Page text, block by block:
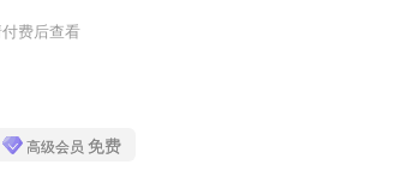
费后查看
高级会员 免费